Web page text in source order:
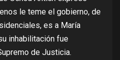
le teme el gobierno, de
es a María
inhabilitación fue
de Justicia.